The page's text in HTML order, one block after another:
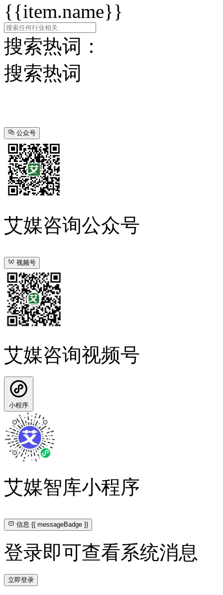
{{item.name}}
搜索热词：
搜索热词
公众号
艾媒咨询公众号
视频号
艾媒咨询视频号
小程序
艾媒智库小程序
信息{{ messageBadge }}
登录即可查看系统消息
立即登录